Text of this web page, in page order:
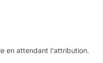
en attendant l'attribution.